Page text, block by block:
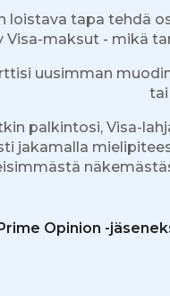
loistava tapa tehdä
Visa-maksut - mikä
uusimman
palkintosi, Visa-
jakamalla
Opinion -